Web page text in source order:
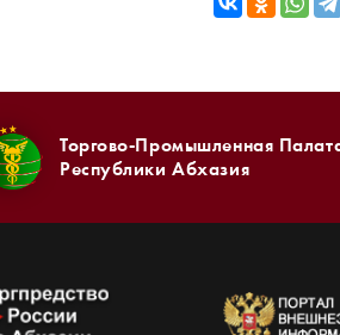
Торгово-Промышленная
Республики Абхазия